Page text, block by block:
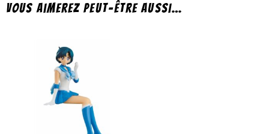
Vous aimerez peut-être aussi…